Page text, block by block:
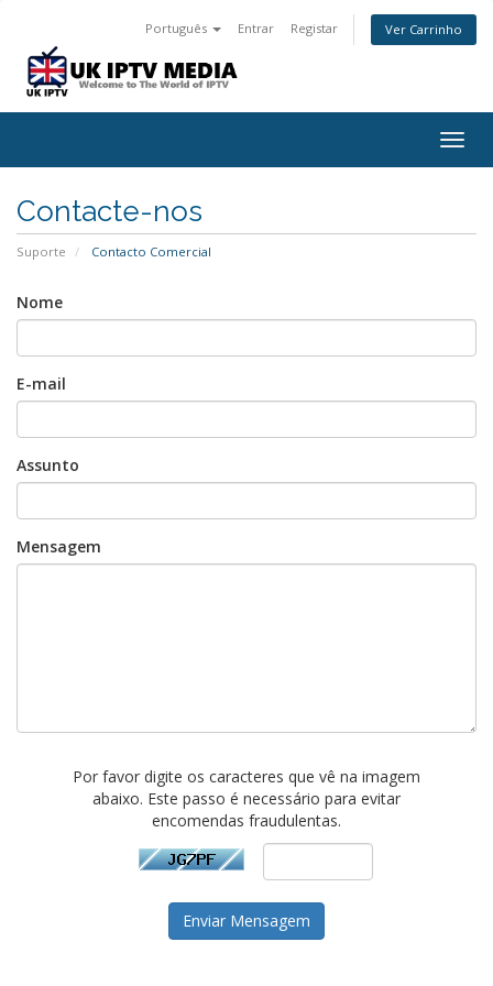
Português Entrar Registar Ver Carrinho
Contacte-nos
Suporte Contacto Comercial
Nome
E-mail
Assunto
Mensagem
Por favor digite os caracteres que vê na imagem
abaixo. Este passo é necessário para evitar
encomendas fraudulentas.
Enviar Mensagem